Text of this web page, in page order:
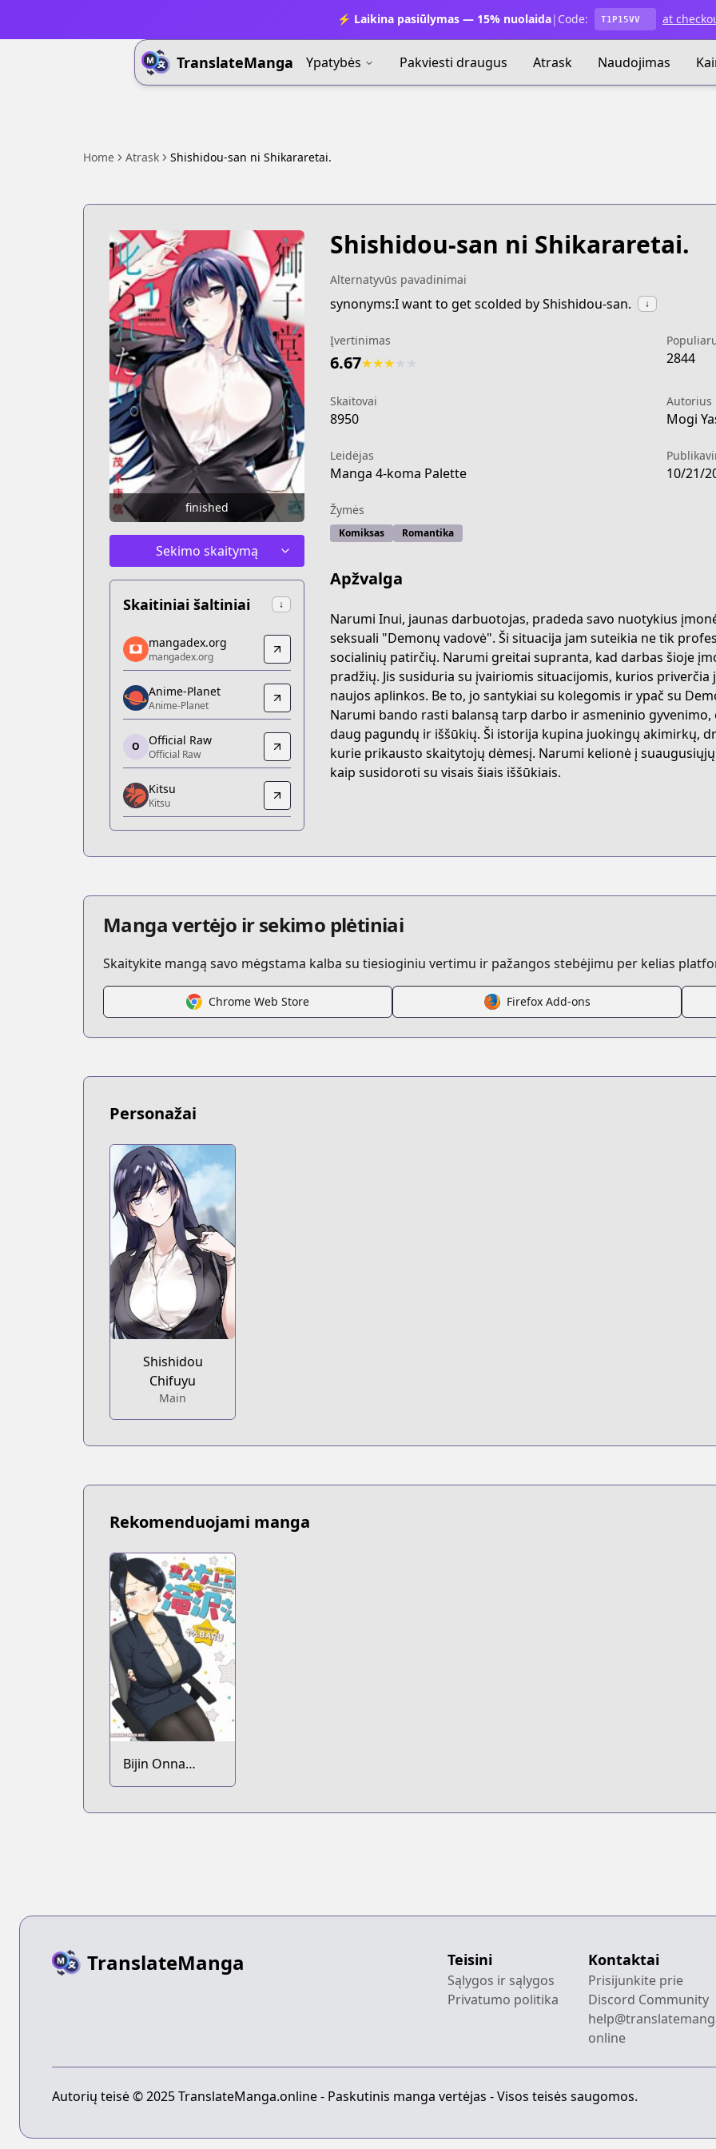
⚡ Laikina pasiūlymas — 15% nuolaida| Code: T1P15VV at
TranslateManga Ypatybės Pakviesti draugus Atrask Naudojimas
Home Atrask Shishidou-san ni Shikararetai.
finished
Sekimo skaitymą
Skaitiniai šaltiniai ↓
mangadex.org
mangadex.org
https://mangadex.org/title/98bee7a0-4af1-4ecf-ad0b-3dcc7d4e1e47
Anime-Planet
Anime-Planet
https://www.anime-planet.com/manga/shishidou-san-ni-shikararetai
Official Raw
Official Raw
https://ichijin-plus.com/comics/2309096751124
Kitsu
Kitsu
mangadex.org
mangadex.org
Anime-Planet
Anime-Planet
O Official Raw
Official Raw
Kitsu
Kitsu
Shishidou-san ni Shikararetai.
Alternatyvūs pavadinimai
synonyms:I want to get scolded by Shishidou-san. ↓
Įvertinimas
6.67★★★ 2844
Skaitovai
8950
Autorius
Mogi
Leidėjas
Manga 4-koma Palette 10/21/
Žymės
Komiksas Romantika
Apžvalga
Narumi Inui, jaunas darbuotojas, pradeda savo nuotykius
seksuali "Demonų vadovė". Ši situacija jam suteikia ne tik
socialinių patirčių. Narumi greitai supranta, kad darbas šioje
pradžių. Jis susiduria su įvairiomis situacijomis, kurios
naujos aplinkos. Be to, jo santykiai su kolegomis ir ypač su
Narumi bando rasti balansą tarp darbo ir asmeninio
daug pagundų ir iššūkių. Ši istorija kupina juokingų akimirkų,
kurie prikausto skaitytojų dėmesį. Narumi kelionė į
kaip susidoroti su visais šiais iššūkiais.
Manga vertėjo ir sekimo plėtiniai
Skaitykite mangą savo mėgstama kalba su tiesioginiu vertimu ir pažangos stebėjimu per kelias
Chrome Web Store Firefox Add-ons
Personažai
Shishidou
Chifuyu
Main
Rekomenduojami manga
Bijin Onna
Joushi Takizawa-
TranslateManga Teisini
Sąlygos ir sąlygos
Privatumo politika
Kontaktai
Prisijunkite prie
Discord Community
online
Autorių teisė © 2025 TranslateManga.online - Paskutinis manga vertėjas - Visos teisės saugomos.